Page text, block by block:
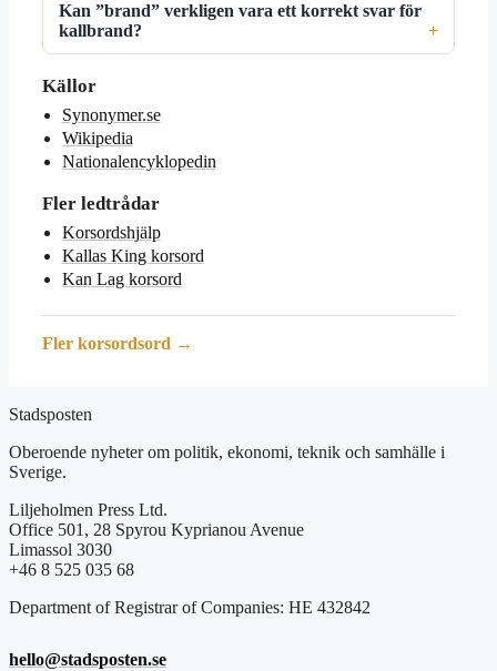
Kan ”brand” verkligen vara ett korrekt svar för
kallbrand?
Källor
Synonymer.se
Wikipedia
Nationalencyklopedin
Fler ledtrådar
Korsordshjälp
Kallas King korsord
Kan Lag korsord
Fler korsordsord →
Stadsposten
Oberoende nyheter om politik, ekonomi, teknik och samhälle i
Sverige.
Liljeholmen Press Ltd.
Office 501, 28 Spyrou Kyprianou Avenue
Limassol 3030
+46 8 525 035 68
Department of Registrar of Companies: HE 432842
hello@stadsposten.se